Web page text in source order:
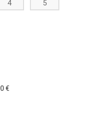
4 5
€